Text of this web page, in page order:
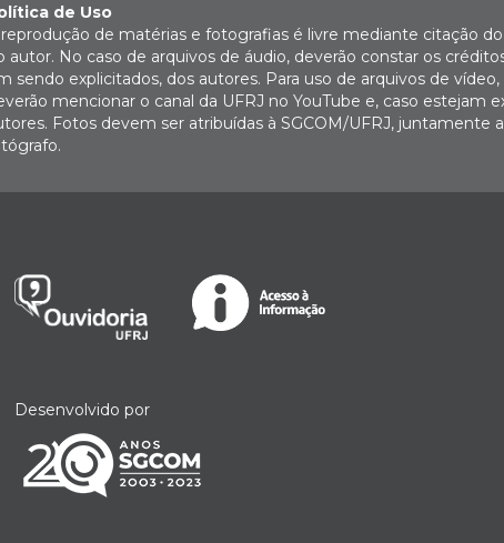
de Uso
de matérias e fotografias é livre mediante citação do
autor. No caso de arquivos de áudio, deverão constar os
sendo explicitados, dos autores. Para uso de arquivos de
mencionar o canal da UFRJ no YouTube e, caso estejam
Fotos devem ser atribuídas à SGCOM/UFRJ, juntamente
Desenvolvido por